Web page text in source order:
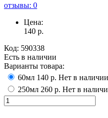
отзывы: 0
Цена:
140 р.
Код: 590338
Есть в наличии
Варианты товара:
60мл 140 р. Нет в наличии
250мл 260 р. Нет в